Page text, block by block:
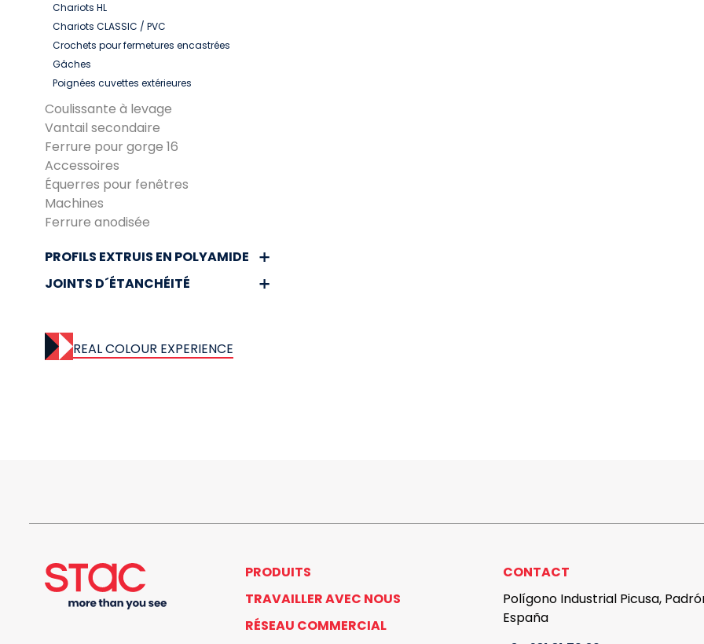
Chariots HL
Chariots CLASSIC / PVC
Crochets pour fermetures encastrées
Gâches
Poignées cuvettes extérieures
Coulissante à levage
Vantail secondaire
Ferrure pour gorge 16
Accessoires
Équerres pour fenêtres
Machines
Ferrure anodisée
PROFILS EXTRUIS EN POLYAMIDE
JOINTS D´ÉTANCHÉITÉ
REAL COLOUR EXPERIENCE
PRODUITS
TRAVAILLER AVEC NOUS
RÉSEAU COMMERCIAL
CONTACT
Polígono Industrial Picusa,
España